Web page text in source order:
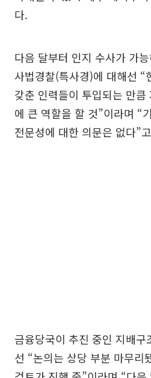
다.
다음 달부터 인지 수사가 가
사법경찰(특사경)에 대해선 “
갖춘 인력들이 투입되는 만
에 큰 역할을 할 것”이라며 “
전문성에 대한 의문은 없다”
금융당국이 추진 중인 지배구
선 “논의는 상당 부분 마무리